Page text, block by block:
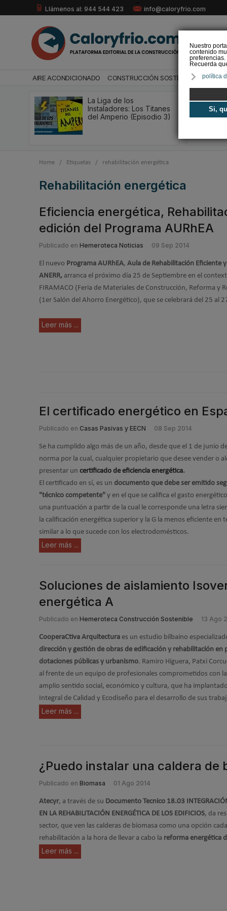
Nuestro
contenido
preferencias.
Recuerda
política
Si,
Llámenos al: 944 544 423 info@caloryfrio.com
AIRE ACONDICIONADO CONSTRUCCIÓN SOSTENIBLE
La Liga de los
Instaladores: Los Titanes
del Amperio (Episodio 3)
Home / Etiquetas / rehabilitación energética
rehabilitación energética
Eficiencia energética,
edición del Programa AURhEA
Publicado en Hemeroteca Noticias 09 Sep 2014
El nuevo Programa AURhEA, Aula de Rehabilitación Eficiente
ANERR, arranca el próximo día 25 de Septiembre en el
FIRAMACO (Feria de Materiales de Construcción, Reforma y
(1er Salón del Ahorro Energético), que se celebrará del 25 al
Leer más ...
El certificado energético en
Publicado en Casas Pasivas y EECN 08 Sep 2014
Se ha cumplido algo más de un año, desde que el 1 de junio
norma por la cual, cualquier propietario que desee vender o
presentar un certificado de eficiencia energética.
El certificado en sí, es un documento que debe ser emitido
"técnico competente" y en el que se califica el gasto
una puntuación a partir de la cual le corresponde una letra
la calificación energética superior y la G la menos eficiente en
similar a lo que sucede con los electrodomésticos.
Leer más ...
Soluciones de aislamiento
energética A
Publicado en Hemeroteca Construcción Sostenible 13 Ago
CooperaCtiva Arquitectura es un estudio bilbaíno
dirección y gestión de obras de edificación y rehabilitación en
dotaciones públicas y urbanismo. Ramiro Higuera, Patxi
al frente de un equipo de profesionales comprometidos con
amplio sentido social, económico y cultura, que ha
Integral de Calidad y Ecodiseño para el desarrollo de sus
Leer más ...
¿Puedo instalar una caldera de
Publicado en Biomasa 01 Ago 2014
Atecyr, a través de su Documento Tecnico 18.03
EN LA REHABILITACIÓN ENERGÉTICA DE LOS EDIFICIOS, da
sector, que ven las calderas de biomasa como una opción
rehabilitación a la hora de llevar a cabo la reforma energética
Leer más ...